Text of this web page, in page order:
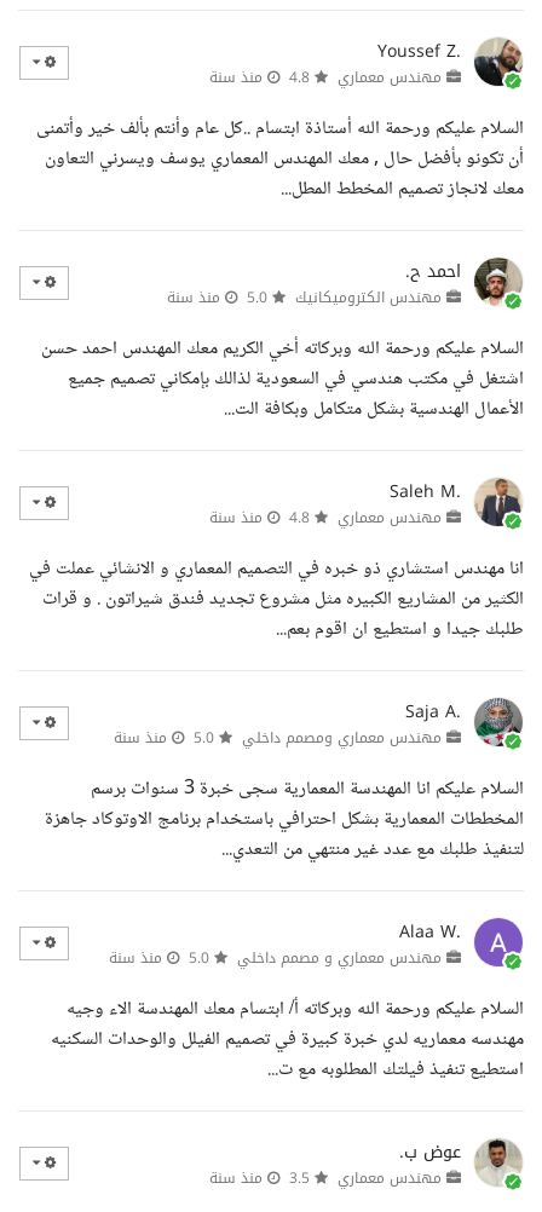
Youssef Z.
مهندس معماري منذ سنة
السلام عليكم ورحمة الله أستاذة ابتسام ..كل عام وأنتم بألف خير وأتمنى
أن تكونو بأفضل حال , معك المهندس المعماري يوسف ويسرني التعاون
معك لانجاز تصميم المخطط المطل...
احمد ح.
مهندس الكتروميكانيك منذ سنة
السلام عليكم ورحمة الله وبركاته أخي الكريم معك المهندس احمد حسن
اشتغل في مكتب هندسي في السعودية لذالك بإمكاني تصميم جميع
الأعمال الهندسية بشكل متكامل وبكافة الت...
Saleh M.
مهندس معماري منذ سنة
انا مهندس استشاري ذو خبره في التصميم المعماري و الانشائي عملت في
الكثير من المشاريع الكبيره مثل مشروع تجديد فندق شيراتون . و قرات
طلبك جيدا و استطيع ان اقوم بعم...
Saja A.
مهندس معماري ومصمم داخلي منذ سنة
السلام عليكم انا المهندسة المعمارية سجى خبرة 3 سنوات برسم
المخططات المعمارية بشكل احترافي باستخدام برنامج الاوتوكاد جاهزة
لتنفيذ طلبك مع عدد غير منتهي من التعدي...
Alaa W.
مهندس معماري و مصمم داخلي منذ سنة
السلام عليكم ورحمة الله وبركاته أ/ ابتسام معك المهندسة الاء وجيه
مهندسه معماريه لدي خبرة كبيرة في تصميم الفيلل والوحدات السكنيه
استطيع تنفيذ فيلتك المطلوبه مع ت...
عوض ب.
مهندس معماري منذ سنة